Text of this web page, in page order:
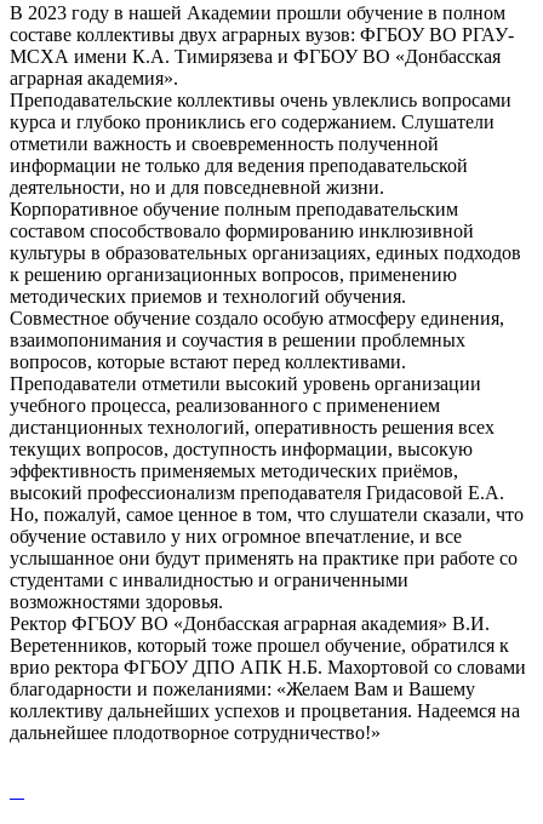
В 2023 году в нашей Академии прошли обучение в полном
составе коллективы двух аграрных вузов: ФГБОУ ВО РГАУ-
МСХА имени К.А. Тимирязева и ФГБОУ ВО «Донбасская
аграрная академия».
Преподавательские коллективы очень увлеклись вопросами
курса и глубоко прониклись его содержанием. Слушатели
отметили важность и своевременность полученной
информации не только для ведения преподавательской
деятельности, но и для повседневной жизни.
Корпоративное обучение полным преподавательским
составом способствовало формированию инклюзивной
культуры в образовательных организациях, единых подходов
к решению организационных вопросов, применению
методических приемов и технологий обучения.
Совместное обучение создало особую атмосферу единения,
взаимопонимания и соучастия в решении проблемных
вопросов, которые встают перед коллективами.
Преподаватели отметили высокий уровень организации
учебного процесса, реализованного с применением
дистанционных технологий, оперативность решения всех
текущих вопросов, доступность информации, высокую
эффективность применяемых методических приёмов,
высокий профессионализм преподавателя Гридасовой Е.А.
Но, пожалуй, самое ценное в том, что слушатели сказали, что
обучение оставило у них огромное впечатление, и все
услышанное они будут применять на практике при работе со
студентами с инвалидностью и ограниченными
возможностями здоровья.
Ректор ФГБОУ ВО «Донбасская аграрная академия» В.И.
Веретенников, который тоже прошел обучение, обратился к
врио ректора ФГБОУ ДПО АПК Н.Б. Махортовой со словами
благодарности и пожеланиями: «Желаем Вам и Вашему
коллективу дальнейших успехов и процветания. Надеемся на
дальнейшее плодотворное сотрудничество!»